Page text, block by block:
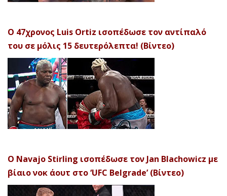
Ο 47χρονος Luis Ortiz ισοπέδωσε τον αντίπαλό
του σε μόλις 15 δευτερόλεπτα! (Βίντεο)
Ο Navajo Stirling ισοπέδωσε τον Jan Blachowicz με
βίαιο νοκ άουτ στο ‘UFC Belgrade’ (Βίντεο)